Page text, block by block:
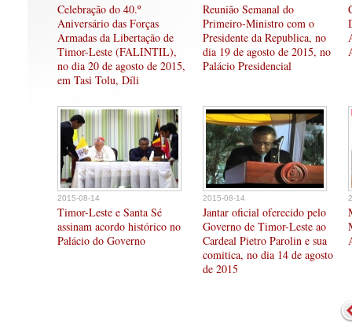
Celebração do 40.º
Aniversário das Forças
Armadas da Libertação de
Timor-Leste (FALINTIL),
no dia 20 de agosto de 2015,
em Tasi Tolu, Díli
Reunião Semanal do
Primeiro-Ministro com o
Presidente da Republica, no
dia 19 de agosto de 2015, no
Palácio Presidencial
2015-08-14
Timor-Leste e Santa Sé
assinam acordo histórico no
Palácio do Governo
2015-08-14
Jantar oficial oferecido pelo
Governo de Timor-Leste ao
Cardeal Pietro Parolin e sua
comitica, no dia 14 de agosto
de 2015